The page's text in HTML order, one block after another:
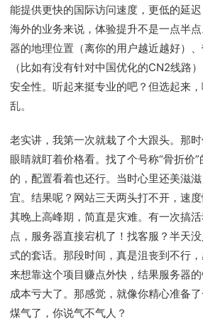
能提供更快的国际访问速度，更低的延
海外的业务来说，体验提升不是一点半
器的地理位置（离你的用户越近越好）
（比如有没有针对中国优化的CN2线路
安全性。听起来挺专业的吧？但选起来
乱。
老实讲，我第一次就栽了个大跟头。那
眼睛就盯着价格看。找了个号称“骨折价
的，配置看着也还行。当时心里还美滋
宜。结果呢？网站三天两头打不开，速
其晚上高峰期，简直是灾难。有一次搞
点，服务器直接宕机了！找客服？半天
式的套话。那段时间，真是沮丧到不行
来想靠这个项目赚点外快，结果服务器
成本亏大了。那感觉，就像你精心准备
煤气了，你说气不气人？